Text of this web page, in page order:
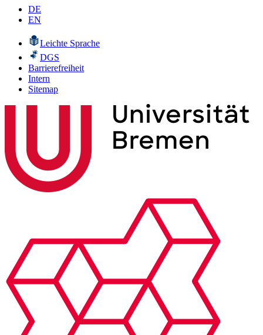
DE
EN
Leichte Sprache
DGS
Barrierefreiheit
Intern
Sitemap